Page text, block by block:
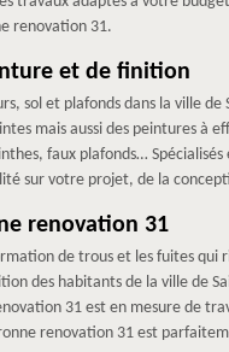
renovation 31.
et de finition
sol et plafonds dans la ville
mais aussi des peintures à
faux plafonds…
sur votre projet, de la
renovation 31
de trous et les fuites
des habitants de la ville de
31 est en mesure de
renovation 31 est